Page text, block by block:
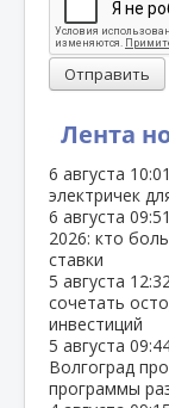
Лента
6 августа 10:01
электричек
6 августа 09:51
2026: кто
ставки
5 августа 12:32
сочетать
инвестиций
5 августа
Волгоград
программы
Отправить